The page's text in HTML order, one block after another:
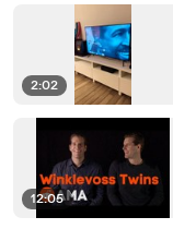
2:02
12:05